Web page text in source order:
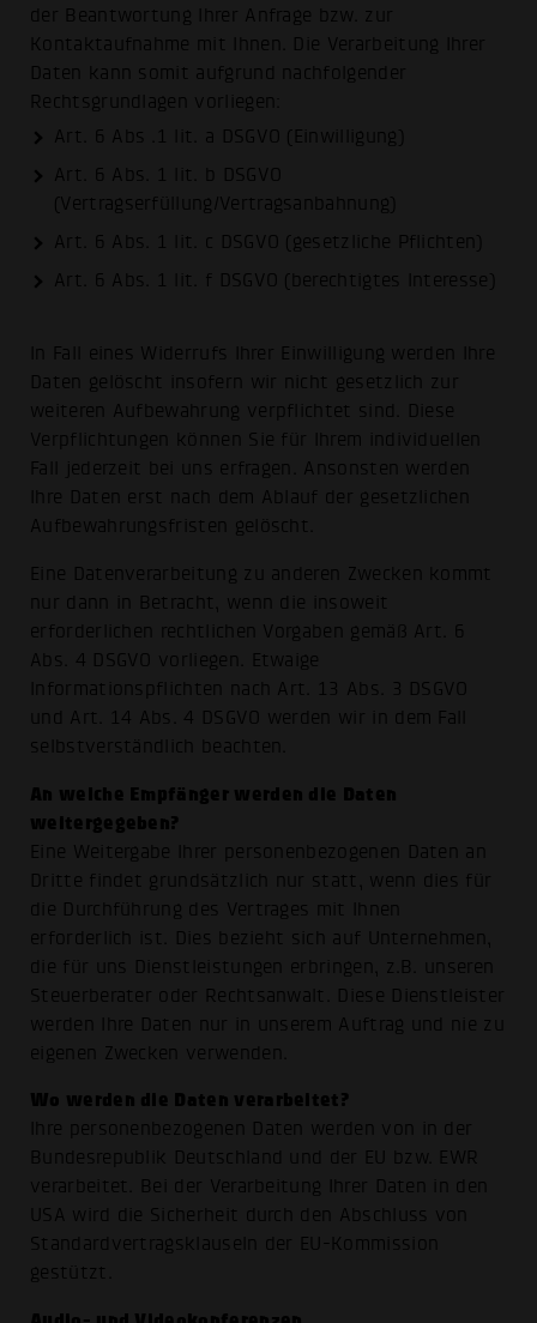
der Beantwortung Ihrer Anfrage bzw. zur
Kontaktaufnahme mit Ihnen. Die Verarbeitung Ihrer
Daten kann somit aufgrund nachfolgender
Rechtsgrundlagen vorliegen:
Art. 6 Abs .1 lit. a DSGVO (Einwilligung)
Art. 6 Abs. 1 lit. b DSGVO
(Vertragserfüllung/Vertragsanbahnung)
Art. 6 Abs. 1 lit. c DSGVO (gesetzliche Pflichten)
Art. 6 Abs. 1 lit. f DSGVO (berechtigtes Interesse)
In Fall eines Widerrufs Ihrer Einwilligung werden Ihre
Daten gelöscht insofern wir nicht gesetzlich zur
weiteren Aufbewahrung verpflichtet sind. Diese
Verpflichtungen können Sie für Ihrem individuellen
Fall jederzeit bei uns erfragen. Ansonsten werden
Ihre Daten erst nach dem Ablauf der gesetzlichen
Aufbewahrungsfristen gelöscht.
Eine Datenverarbeitung zu anderen Zwecken kommt
nur dann in Betracht, wenn die insoweit
erforderlichen rechtlichen Vorgaben gemäß Art. 6
Abs. 4 DSGVO vorliegen. Etwaige
Informationspflichten nach Art. 13 Abs. 3 DSGVO
und Art. 14 Abs. 4 DSGVO werden wir in dem Fall
selbstverständlich beachten.
An welche Empfänger werden die Daten
weitergegeben?
Eine Weitergabe Ihrer personenbezogenen Daten an
Dritte findet grundsätzlich nur statt, wenn dies für
die Durchführung des Vertrages mit Ihnen
erforderlich ist. Dies bezieht sich auf Unternehmen,
die für uns Dienstleistungen erbringen, z.B. unseren
Steuerberater oder Rechtsanwalt. Diese Dienstleister
werden Ihre Daten nur in unserem Auftrag und nie zu
eigenen Zwecken verwenden.
Wo werden die Daten verarbeitet?
Ihre personenbezogenen Daten werden von in der
Bundesrepublik Deutschland und der EU bzw. EWR
verarbeitet. Bei der Verarbeitung Ihrer Daten in den
USA wird die Sicherheit durch den Abschluss von
Standardvertragsklauseln der EU-Kommission
gestützt.